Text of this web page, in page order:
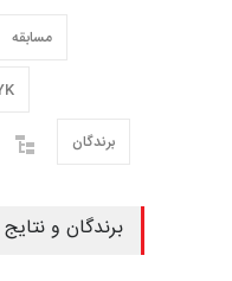
مسابقه
برندگان
برندگان و نتایج